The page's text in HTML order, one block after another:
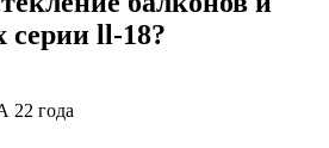
серии ll-18?